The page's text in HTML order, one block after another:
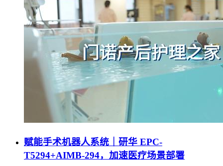
赋能手术机器人系统｜研华 EPC-
T5294+AIMB-294，加速医疗场景部署